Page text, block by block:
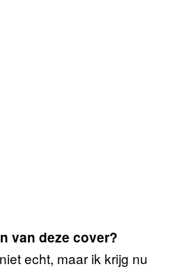
van deze cover?
echt, maar ik krijg nu